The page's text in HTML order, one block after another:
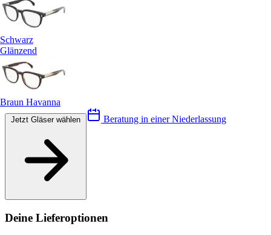
Schwarz
Glänzend
Braun Havanna
Beratung in einer Niederlassung
Deine Lieferoptionen